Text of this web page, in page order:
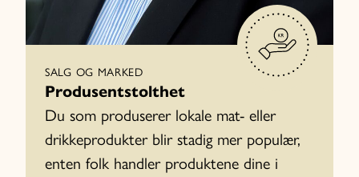
SALG OG MARKED
Produsentstolthet
Du som produserer lokale mat- eller
drikkeprodukter blir stadig mer populær,
enten folk handler produktene dine i